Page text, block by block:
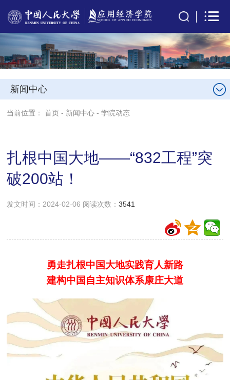
新闻中心
当前位置：首页 - 新闻中心 -学院动态
扎根中国大地——“832工程”突
破200站！
发文时间：2024-02-06 阅读次数：3541
勇走扎根中国大地实践育人新路
建构中国自主知识体系康庄大道